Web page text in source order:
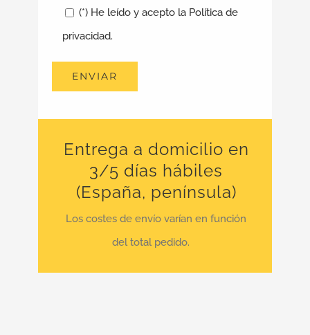
(*) He leído y acepto la Política de
privacidad.
Entrega a domicilio en
3/5 días hábiles
(España, península)
Los costes de envío varían en función
del total pedido.